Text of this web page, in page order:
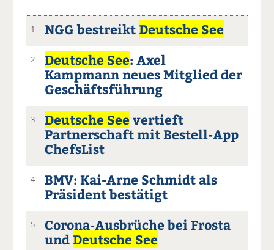
1 NGG bestreikt Deutsche See
2 Deutsche See: Axel
Kampmann neues Mitglied der
Geschäftsführung
3 Deutsche Seevertieft
Partnerschaft mit Bestell-App
ChefsList
4
BMV: Kai-Arne Schmidt als
Präsident bestätigt
5
Corona-Ausbrüche bei Frosta
und Deutsche See